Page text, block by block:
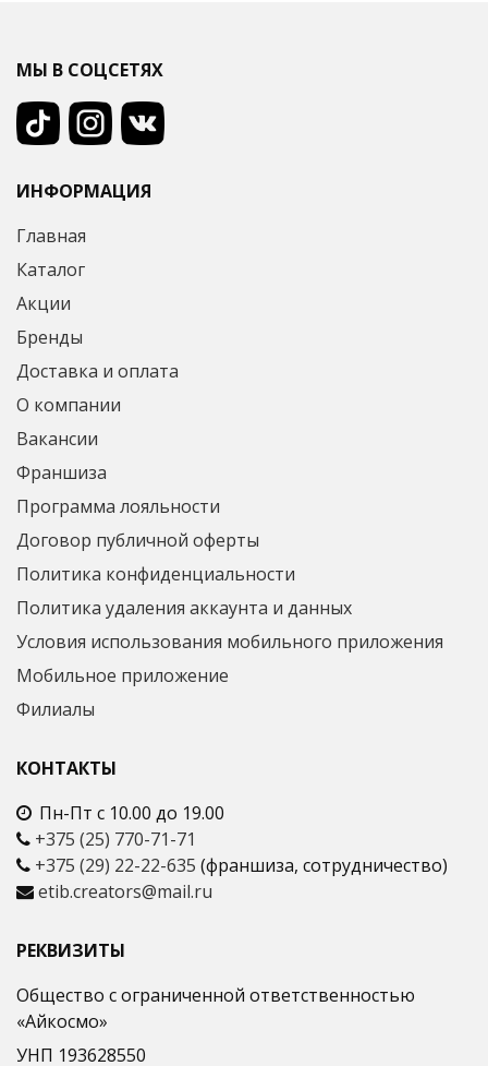
МЫ В СОЦСЕТЯХ
ИНФОРМАЦИЯ
Главная
Каталог
Акции
Бренды
Доставка и оплата
О компании
Вакансии
Франшиза
Программа лояльности
Договор публичной оферты
Политика конфиденциальности
Политика удаления аккаунта и данных
Условия использования мобильного приложения
Мобильное приложение
Филиалы
КОНТАКТЫ
Пн-Пт с 10.00 до 19.00
+375 (25) 770-71-71
+375 (29) 22-22-635 (франшиза, сотрудничество)
etib.creators@mail.ru
РЕКВИЗИТЫ
Общество с ограниченной ответственностью
«Айкосмо»
УНП 193628550